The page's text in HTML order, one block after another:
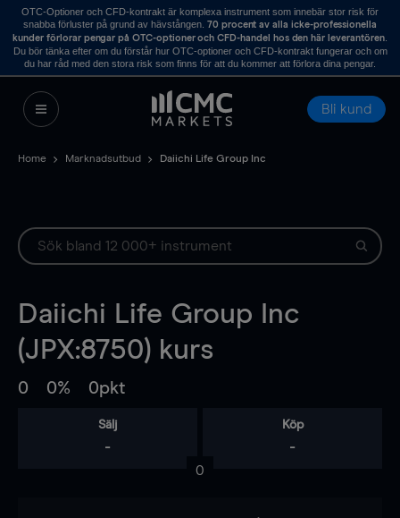
OTC-Optioner och CFD-kontrakt är komplexa instrument som innebär stor risk för
snabba förluster på grund av hävstången. 70 procent av alla icke-professionella
kunder förlorar pengar på OTC-optioner och CFD-handel hos den här leverantören.
Du bör tänka efter om du förstår hur OTC-optioner och CFD-kontrakt fungerar och om
du har råd med den stora risk som finns för att du kommer att förlora dina pengar.
Bli kund
Home Marknadsutbud Daiichi Life Group Inc
Daiichi Life Group Inc
(JPX:8750) kurs
0 0% 0pkt
Sälj
-
Köp
-
0